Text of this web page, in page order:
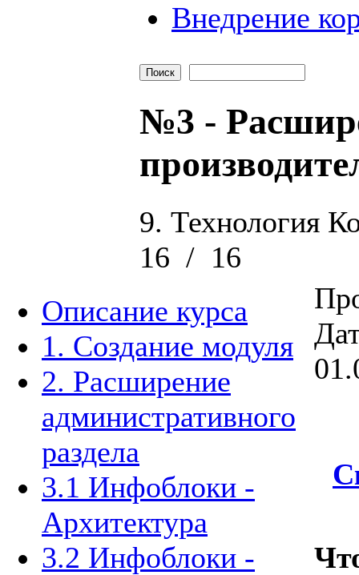
Внедрение
№3 -
9. Технология
16 / 16
Описание курса
1. Создание модуля
2. Расширение
административного
раздела
3.1 Инфоблоки -
Архитектура
3.2 Инфоблоки -